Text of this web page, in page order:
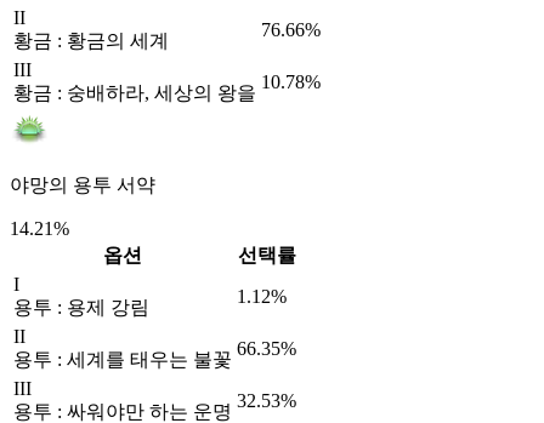
II
황금 : 황금의 세계
76.66%
III
황금 : 숭배하라, 세상의 왕을
10.78%
야망의 용투 서약
14.21%
옵션
선택률
I
용투 : 용제 강림
1.12%
II
용투 : 세계를 태우는 불꽃
66.35%
III
용투 : 싸워야만 하는 운명
32.53%